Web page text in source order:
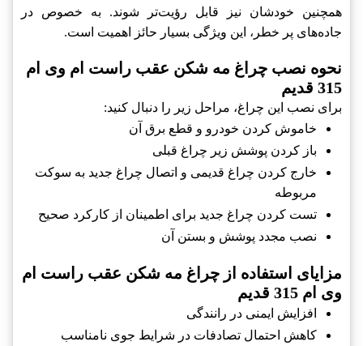
همچنین خودشان نیز قابل رؤیت‌تر شوند. به خصوص در
جاده‌های پر خطر، این ویژگی بسیار حائز اهمیت است.
نحوه نصب چراغ مه شکن عقب راست ام وی ام
315 قدیم
برای نصب این چراغ، مراحل زیر را دنبال کنید:
خاموش کردن خودرو و قطع برق آن
باز کردن پوشش زیر چراغ قبلی
خارج کردن چراغ قدیمی و اتصال چراغ جدید به سوکت
مربوطه
تست کردن چراغ جدید برای اطمینان از کارکرد صحیح
نصب مجدد پوشش و بستن آن
مزایای استفاده از چراغ مه شکن عقب راست ام
وی ام 315 قدیم
افزایش ایمنی در رانندگی
کاهش احتمال تصادفات در شرایط جوی نامناسب